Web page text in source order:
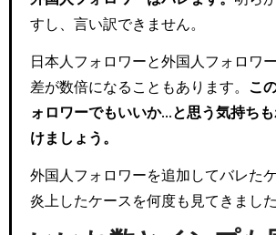
すし、言い訳できません。
日本人フォロワーと外国人フォロワ
差が数倍になることもあります。 こ
ォロワーでもいいか…と思う気持ち
けましょう。
外国人フォロワーを追加してバレた
炎上したケースを何度も見てきました